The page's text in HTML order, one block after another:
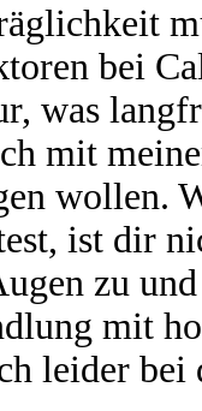
bei
was
mit
wollen.
ist dir
zu
mit
leider